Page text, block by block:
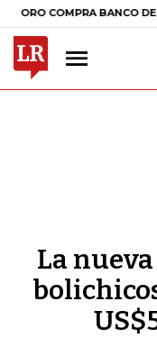
COMPRA BANCO DE LA
La